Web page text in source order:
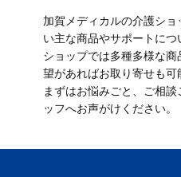
加賀メディカルの介護シ
い主な商品やサポートにつ
ショップでは多種多様な
望があればお取り寄せも可
まずはお悩みごと、ご相
ッフへお声がけください。